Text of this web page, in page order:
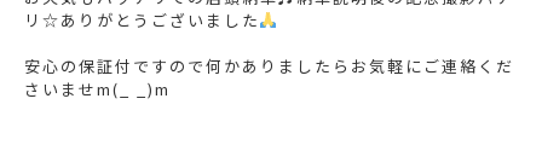
リ☆ありがとうございました
安心の保証付ですので何かありましたらお気軽にご連絡くだ
さいませm(_ _)m